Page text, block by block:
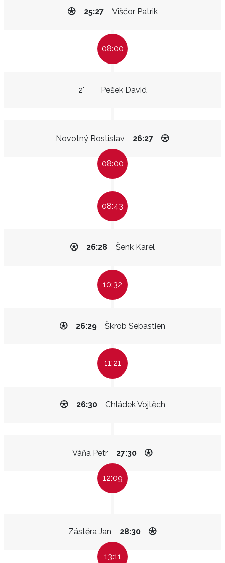
Viščor Patrik
25:27
08:00
Pešek David
2"
Novotný Rostislav 26:27
08:00
08:43
Šenk Karel
26:28
10:32
Škrob Sebastien
26:29
11:21
Chládek Vojtěch
26:30
Váňa Petr 27:30
12:09
Zástěra Jan 28:30
13:11